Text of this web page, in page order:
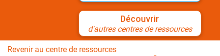
Découvrir
d'autres centres de ressources
Revenir au centre de ressources